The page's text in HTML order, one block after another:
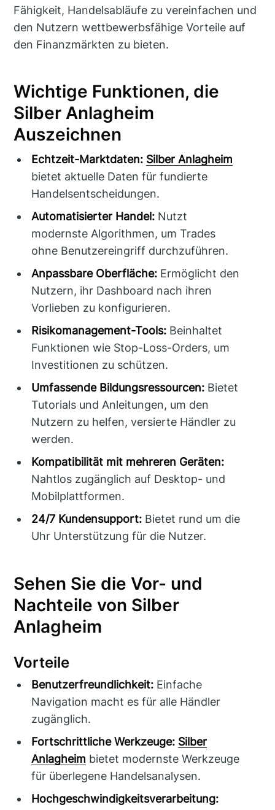
Fähigkeit, Handelsabläufe zu vereinfachen und
den Nutzern wettbewerbsfähige Vorteile auf
den Finanzmärkten zu bieten.
Wichtige Funktionen, die
Silber Anlagheim
Auszeichnen
Echtzeit-Marktdaten: Silber Anlagheim
bietet aktuelle Daten für fundierte
Handelsentscheidungen.
Automatisierter Handel: Nutzt
modernste Algorithmen, um Trades
ohne Benutzereingriff durchzuführen.
Anpassbare Oberfläche: Ermöglicht den
Nutzern, ihr Dashboard nach ihren
Vorlieben zu konfigurieren.
Risikomanagement-Tools: Beinhaltet
Funktionen wie Stop-Loss-Orders, um
Investitionen zu schützen.
Umfassende Bildungsressourcen: Bietet
Tutorials und Anleitungen, um den
Nutzern zu helfen, versierte Händler zu
werden.
Kompatibilität mit mehreren Geräten:
Nahtlos zugänglich auf Desktop- und
Mobilplattformen.
24/7 Kundensupport: Bietet rund um die
Uhr Unterstützung für die Nutzer.
Sehen Sie die Vor- und
Nachteile von Silber
Anlagheim
Vorteile
Benutzerfreundlichkeit: Einfache
Navigation macht es für alle Händler
zugänglich.
Fortschrittliche Werkzeuge: Silber
Anlagheim bietet modernste Werkzeuge
für überlegene Handelsanalysen.
Hochgeschwindigkeitsverarbeitung: